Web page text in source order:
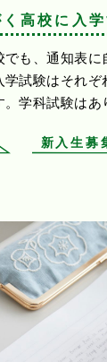
高校に入
も、通知表に
学試験はそれ
学科試験はあ
新入生募